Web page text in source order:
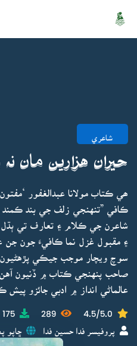
شاعري
حيران هزارين مان نہ
ھي ڪتاب مولانا عبدالغفور
شاعرن جي ڪلام ۽ تعارف تي ٻڌل
۽ مقبول غزل نما ڪافيءَ جون جن
سوچ ويچار موجب جيڪي
صاحب پنهنجي ڪتاب ۾ ڏنيون
عالماڻي انداز ۾ ادبي جائزو پيش
4.5/5.0
289
175
پروفيسر فدا حسين فدا ڇاپو